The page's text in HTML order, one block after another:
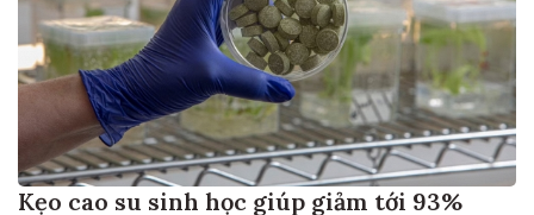
Kẹo cao su sinh học giúp giảm tới 93%